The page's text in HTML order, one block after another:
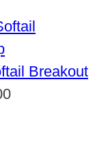
Breakout